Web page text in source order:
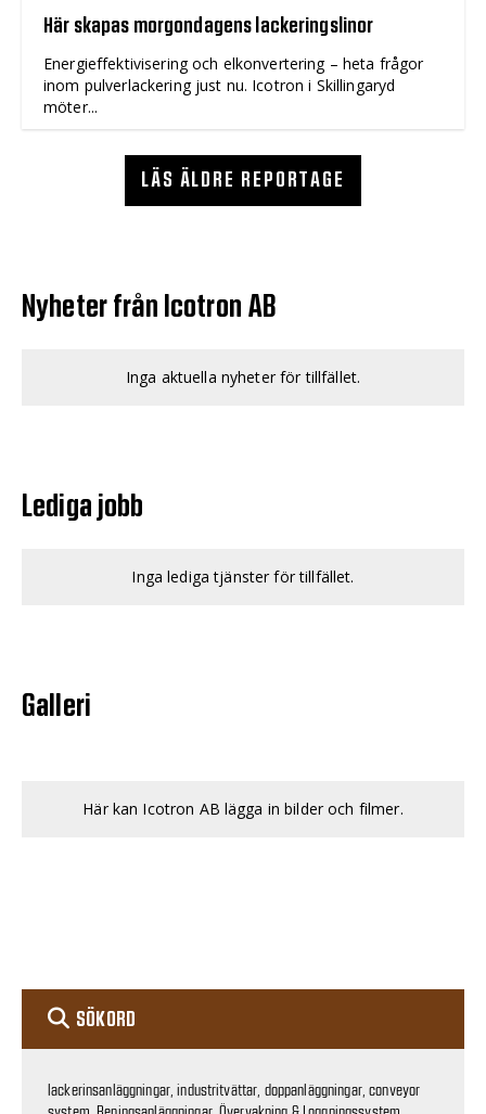
Här skapas morgondagens lackeringslinor
Energieffektivisering och elkonvertering – heta frågor
inom pulverlackering just nu. Icotron i Skillingaryd
möter...
LÄS ÄLDRE REPORTAGE
Nyheter från Icotron AB
Inga aktuella nyheter för tillfället.
Lediga jobb
Inga lediga tjänster för tillfället.
Galleri
Här kan Icotron AB lägga in bilder och filmer.
SÖKORD
lackerinsanläggningar, industritvättar, doppanläggningar, conveyor